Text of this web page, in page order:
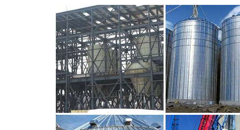
CLIQUEZ POUR AGRANDIR CLIQUEZ POUR